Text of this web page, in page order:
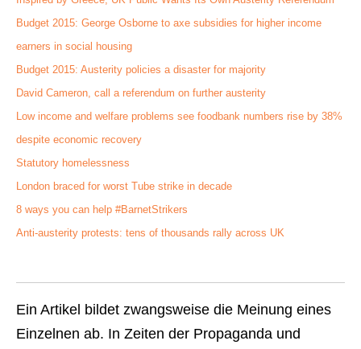
Budget 2015: George Osborne to axe subsidies for higher income
earners in social housing
Budget 2015: Austerity policies a disaster for majority
David Cameron, call a referendum on further austerity
Low income and welfare problems see foodbank numbers rise by 38%
despite economic recovery
Statutory homelessness
London braced for worst Tube strike in decade
8 ways you can help #BarnetStrikers
Anti-austerity protests: tens of thousands rally across UK
Ein Artikel bildet zwangsweise die Meinung eines
Einzelnen ab. In Zeiten der Propaganda und